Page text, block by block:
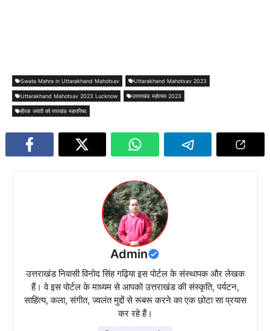
Swata Mahra in Uttarakhand Mahotsav Uttarakhand Mahotsav 2023
Uttarakhand Mahotsav 2023 Lucknow उत्तराखंड महोत्सव 2023
हीरक जयंती वर्ष त्तराखंड महापरिषद
Admin
उत्तराखंड निवासी विनोद सिंह गढ़िया इस पोर्टल के संस्थापक और लेखक
हैं। वे इस पोर्टल के माध्यम से आपको उत्तराखंड की संस्कृति, पर्यटन,
साहित्य, कला, संगीत, ज्वलंत मुद्दों से रूबरू करने का एक छोटा सा प्रयास
कर रहे हैं।